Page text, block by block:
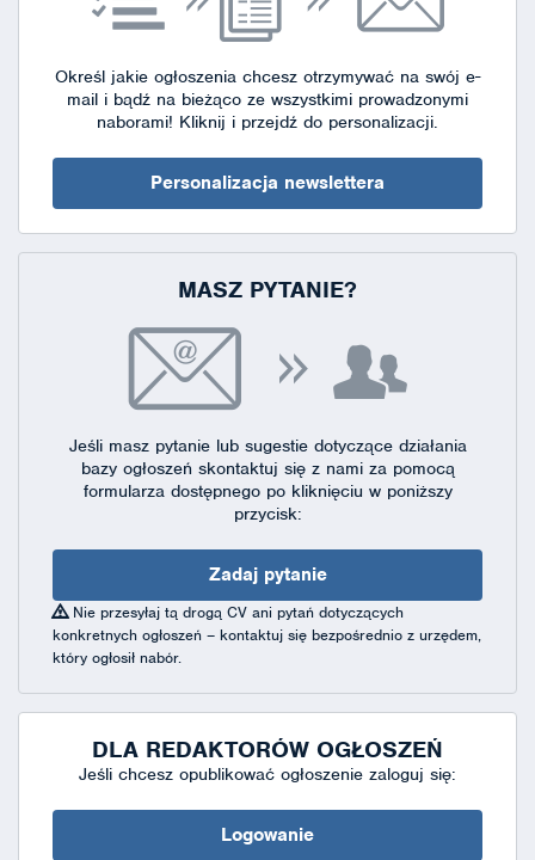
Określ jakie ogłoszenia chcesz otrzymywać na swój e-
mail i bądź na bieżąco ze wszystkimi prowadzonymi
naborami! Kliknij i przejdź do personalizacji.
Personalizacja newslettera
MASZ PYTANIE?
Jeśli masz pytanie lub sugestie dotyczące działania
bazy ogłoszeń skontaktuj się z nami za pomocą
formularza dostępnegopo kliknięciu w poniższy
przycisk:
Zadaj pytanie
Nie przesyłaj tą drogą CV ani pytań dotyczących
konkretnych ogłoszeń – kontaktuj się bezpośrednio z urzędem,
który ogłosił nabór.
DLA REDAKTORÓW OGŁOSZEŃ
Jeśli chcesz opublikować ogłoszenie zaloguj się:
Logowanie